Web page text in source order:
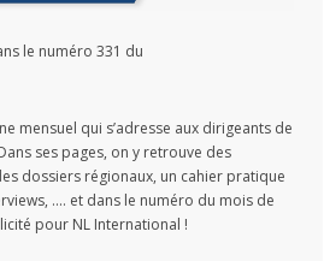
le numéro 331 du
mensuel qui s’adresse aux dirigeants de
ses pages, on y retrouve des
dossiers régionaux, un cahier pratique
…. et dans le numéro du mois de
pour NL International !